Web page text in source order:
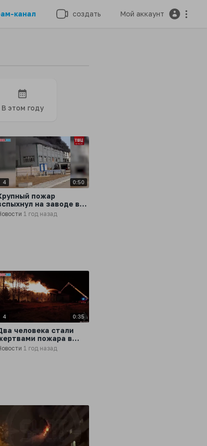
канал создать Мой аккаунт
В этом году
4 0:50
пожар
на заводе в
Капитоновка в
1 год назад
4 0:35
человека стали
пожара в
доме в
Нефтеюганске
1 год назад